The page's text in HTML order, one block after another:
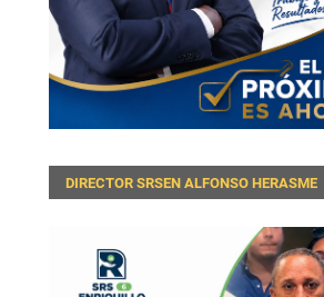
DIRECTOR SRSEN ALFONSO HERASME